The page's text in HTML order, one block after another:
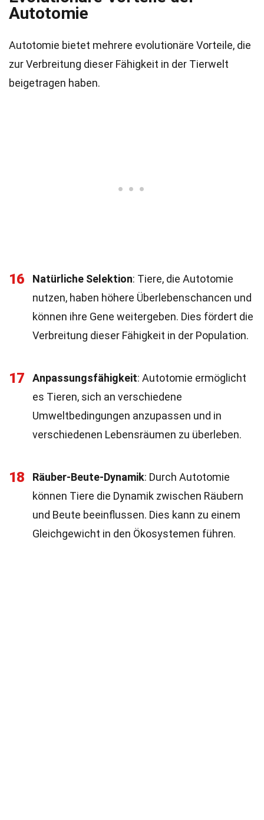
Autotomie
Autotomie bietet mehrere evolutionäre Vorteile, die
zur Verbreitung dieser Fähigkeit in der Tierwelt
beigetragen haben.
16 Natürliche Selektion: Tiere, die Autotomie
nutzen, haben höhere Überlebenschancen und
können ihre Gene weitergeben. Dies fördert die
Verbreitung dieser Fähigkeit in der Population.
17 Anpassungsfähigkeit: Autotomie ermöglicht
es Tieren, sich an verschiedene
Umweltbedingungen anzupassen und in
verschiedenen Lebensräumen zu überleben.
18 Räuber-Beute-Dynamik: Durch Autotomie
können Tiere die Dynamik zwischen Räubern
und Beute beeinflussen. Dies kann zu einem
Gleichgewicht in den Ökosystemen führen.